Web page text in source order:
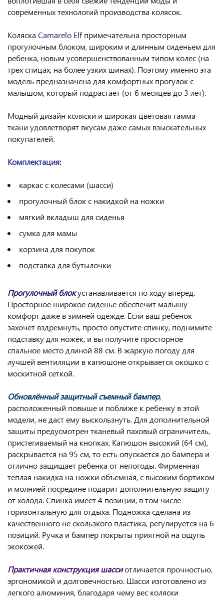
современных технологий производства колясок.
Коляска Camarelo Elfпримечательна просторным
прогулочным блоком, широким и длинным сиденьем для
ребенка, новым усовершенствованным типом колес (на
трех спицах, на более узких шинах). Поэтому именно эта
модель предназначена для комфортных прогулок с
малышом, который подрастает (от 6 месяцев до 3 лет).
Модный дизайн коляски и широкая цветовая гамма
ткани удовлетворят вкусам даже самых взыскательных
покупателей.
Комплектация:
каркас с колесами (шасси)
прогулочный блок с накидкой на ножки
мягкий вкладыш для сиденья
сумка для мамы
корзина для покупок
подставка для бутылочки
Прогулочный блокустанавливается по ходу вперед.
Просторное широкое сиденье обеспечит малышу
комфорт даже в зимней одежде. Если ваш ребенок
захочет вздремнуть, просто опустите спинку, поднимите
подставку для ножек, и вы получите просторное
спальное место длиной 88 см. В жаркую погоду для
лучшей вентиляции в капюшоне открывается окошко с
москитной сеткой.
Обновлённый защитный съемный бампер,
расположенный повыше и поближе к ребенку в этой
модели, не даст ему выскользнуть. Для дополнительной
защиты предусмотрен тканевый паховый ограничитель,
пристегиваемый на кнопках. Капюшон высокий (64 см),
раскрывается на 95 см, то есть опускается до бампера и
отлично защищает ребенка от непогоды. Фирменная
теплая накидка на ножки объемная, с высоким бортиком
и молнией посредине подарит дополнительную защиту
от холода. Спинка имеет 4 позиции, в том числе
горизонтальную для отдыха. Подножка сделана из
качественного не скользкого пластика, регулируется на 6
позиций. Ручка и бампер покрыты приятной на ощупь
экокожей.
Практичная конструкция шассиотличается прочностью,
эргономикой и долговечностью. Шасси изготовлено из
легкого алюминия, благодаря чему вес коляски